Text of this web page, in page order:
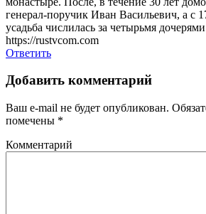
генерал-поручик Иван Васильевич, а с
усадьба числилась за четырьмя
https://rustvcom.com
Ответить
Добавить комментарий
Ваш e-mail не будет опубликован.
помечены *
Комментарий